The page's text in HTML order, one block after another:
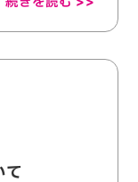
て